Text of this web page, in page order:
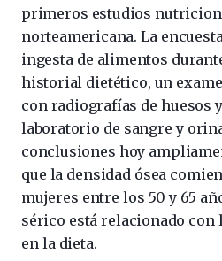
primeros estudios
norteamericana. La
ingesta de alimentos
historial dietético, un
con radiografías de huesos
laboratorio de sangre y
conclusiones hoy
que la densidad ósea
mujeres entre los 50 y 65
sérico está relacionado con
en la dieta.